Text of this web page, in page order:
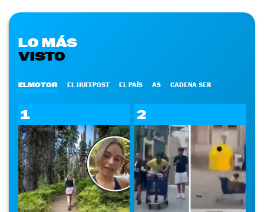
LO MÁS
VISTO
ELMOTOR EL HUFFPOST EL PAÍS AS CADENA SER
1 2